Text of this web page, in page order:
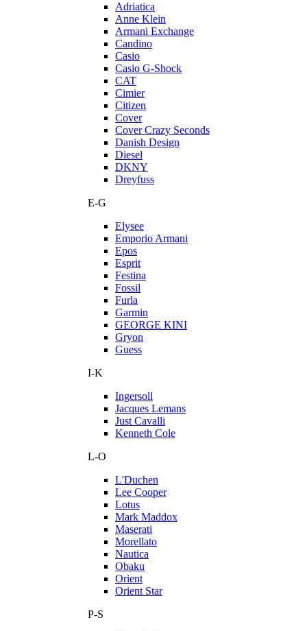
Adriatica
Anne Klein
Armani Exchange
Candino
Casio
Casio G-Shock
CAT
Cimier
Citizen
Cover
Cover Crazy Seconds
Danish Design
Diesel
DKNY
Dreyfuss
E-G
Elysee
Emporio Armani
Epos
Esprit
Festina
Fossil
Furla
Garmin
GEORGE KINI
Gryon
Guess
I-K
Ingersoll
Jacques Lemans
Just Cavalli
Kenneth Cole
L-O
L'Duchen
Lee Cooper
Lotus
Mark Maddox
Maserati
Morellato
Nautica
Obaku
Orient
Orient Star
P-S